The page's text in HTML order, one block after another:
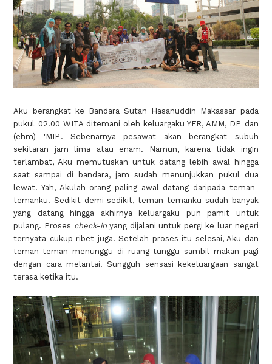
Aku berangkat ke Bandara Sutan Hasanuddin Makassar pada
pukul 02.00 WITA ditemani oleh keluargaku YFR, AMM, DP dan
(ehm) 'MIP'. Sebenarnya pesawat akan berangkat subuh
sekitaran jam lima atau enam. Namun, karena tidak ingin
terlambat, Aku memutuskan untuk datang lebih awal hingga
saat sampai di bandara, jam sudah menunjukkan pukul dua
lewat. Yah, Akulah orang paling awal datang daripada teman-
temanku. Sedikit demi sedikit, teman-temanku sudah banyak
yang datang hingga akhirnya keluargaku pun pamit untuk
pulang. Proses check-inyang dijalani untuk pergi ke luar negeri
ternyata cukup ribet juga. Setelah proses itu selesai, Aku dan
teman-teman menunggu di ruang tunggu sambil makan pagi
dengan cara melantai. Sungguh sensasi kekeluargaan sangat
terasa ketika itu.